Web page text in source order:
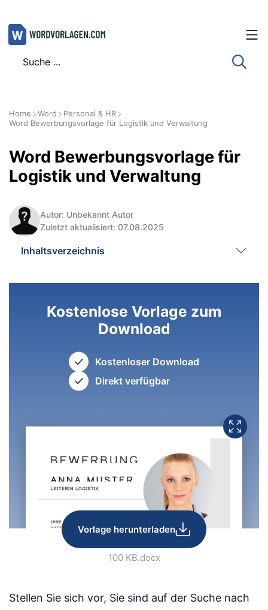
Zum
Inhalt
Home Word
Personal & HR
Word Bewerbungsvorlage für Logistik und Verwaltung
Word Bewerbungsvorlage für
Logistik und Verwaltung
Autor: Unbekannt Autor
Zuletzt aktualisiert: 07.08.2025
Inhaltsverzeichnis
Kostenlose Vorlage zum
Download
Kostenloser Download
Direkt verfügbar
Vorlage herunterladen
100 KB.docx
Stellen Sie sich vor, Sie sind auf der Suche nach